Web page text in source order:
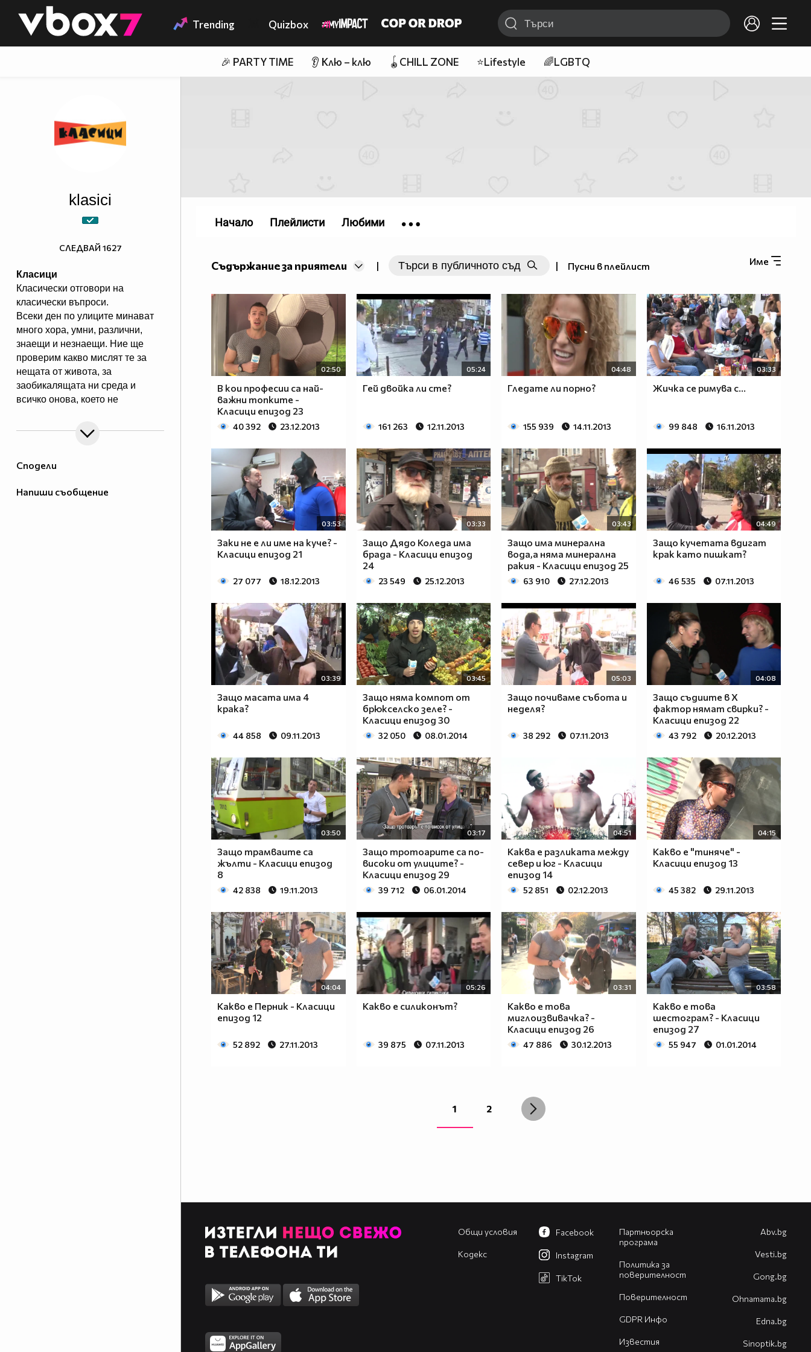
👾 Trending Quizbox
🎉 PARTY TIME 👂 Клю – клю 🪀CHILL ZONE ⭐Lifestyle 🌈LGBTQ
Сподели
Напиши съобщение
klasici
Класици
Класически отговори на
класически въпроси.
Всеки ден по улиците минават
много хора, умни, различни,
знаещи и незнаещи. Ние ще
проверим какво мислят те за
нещата от живота, за
заобикалящата ни среда и
всичко онова, което не
телевизията.В предаването ще
видите Даниел Петканов /Лудия
хората.
гледате и в
СЛЕДВАЙ 1627
Име
Съдържание за приятели | | Пусни в плейлист
02:50
В кои професии са най-
важни топките -
Класици епизод 23
40 392 23.12.2013
05:24
Гей двойка ли сте?
161 263 12.11.2013
04:48
Гледате ли порно?
155 939 14.11.2013
03:33
Жичка се римува с...
99 848 16.11.2013
03:53
Заки не е ли име на куче? -
Класици епизод 21
27 077 18.12.2013
03:33
Защо Дядо Коледа има
брада - Класици епизод
24
23 549 25.12.2013
03:43
Защо има минерална
вода,а няма минерална
ракия - Класици епизод 25
63 910 27.12.2013
04:49
Защо кучетата вдигат
крак като пишкат?
46 535 07.11.2013
03:39
Защо масата има 4
крака?
44 858 09.11.2013
03:45
Защо няма компот от
брюкселско зеле? -
Класици епизод 30
32 050 08.01.2014
05:03
Защо почиваме събота и
неделя?
38 292 07.11.2013
04:08
Защо съдиите в Х
фактор нямат свирки? -
Класици епизод 22
43 792 20.12.2013
03:50
Защо трамваите са
жълти - Класици епизод
8
42 838 19.11.2013
03:17
Защо тротоарите са по-
високи от улиците? -
Класици епизод 29
39 712 06.01.2014
04:51
Каква е разликата между
север и юг - Класици
епизод 14
52 851 02.12.2013
04:15
Какво е "тиняче" -
Класици епизод 13
45 382 29.11.2013
04:04
Какво е Перник - Класици
епизод 12
52 892 27.11.2013
05:26
Какво е силиконът?
39 875 07.11.2013
03:31
Какво е това
миглоизвивачка? -
Класици епизод 26
47 886 30.12.2013
03:58
Какво е това
шестограм? - Класици
епизод 27
55 947 01.01.2014
1 2
Начало Плейлисти Любими
Общи условия
Кодекс
Партньорска
програма
Политика за
поверителност
Поверителност
GDPR Инфо
Известия
Facebook
Instagram
TikTok
Abv.bg
Vesti.bg
Gong.bg
Оhnamama.bg
Edna.bg
Sinoptik.bg